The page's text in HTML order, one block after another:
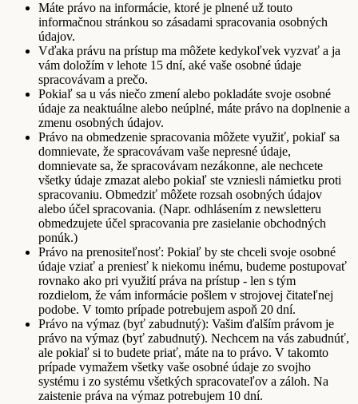
Máte právo na informácie, ktoré je plnené už touto
informačnou stránkou so zásadami spracovania osobných
údajov.
Vďaka právu na prístup ma môžete kedykoľvek vyzvať a ja
vám doložím v lehote 15 dní, aké vaše osobné údaje
spracovávam a prečo.
Pokiaľ sa u vás niečo zmení alebo pokladáte svoje osobné
údaje za neaktuálne alebo neúplné, máte právo na doplnenie a
zmenu osobných údajov.
Právo na obmedzenie spracovania môžete využiť, pokiaľ sa
domnievate, že spracovávam vaše nepresné údaje,
domnievate sa, že spracovávam nezákonne, ale nechcete
všetky údaje zmazat alebo pokiaľ ste vzniesli námietku proti
spracovaniu. Obmedziť môžete rozsah osobných údajov
alebo účel spracovania. (Napr. odhlásením z newsletteru
obmedzujete účel spracovania pre zasielanie obchodných
ponúk.)
Právo na prenositeľnosť: Pokiaľ by ste chceli svoje osobné
údaje vziať a preniesť k niekomu inému, budeme postupovať
rovnako ako pri využití práva na prístup - len s tým
rozdielom, že vám informácie pošlem v strojovej čitateľnej
podobe. V tomto prípade potrebujem aspoň 20 dní.
Právo na výmaz (byť zabudnutý): Vašim ďalším právom je
právo na výmaz (byť zabudnutý). Nechcem na vás zabudnúť,
ale pokiaľ si to budete priať, máte na to právo. V takomto
prípade vymažem všetky vaše osobné údaje zo svojho
systému i zo systému všetkých spracovateľov a záloh. Na
zaistenie práva na výmaz potrebujem 10 dní.